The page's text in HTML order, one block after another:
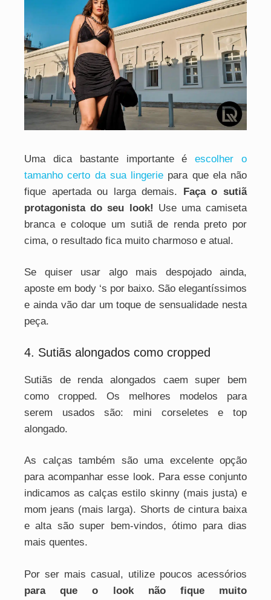
Uma dica bastante importante é escolher o
tamanho certo da sua lingerie para que ela não
fique apertada ou larga demais. Faça o sutiã
protagonista do seu look! Use uma camiseta
branca e coloque um sutiã de renda preto por
cima, o resultado fica muito charmoso e atual.
Se quiser usar algo mais despojado ainda,
aposte em body ‘s por baixo. São elegantíssimos
e ainda vão dar um toque de sensualidade nesta
peça.
4. Sutiãs alongados como cropped
Sutiãs de renda alongados caem super bem
como cropped. Os melhores modelos para
serem usados são: mini corseletes e top
alongado.
As calças também são uma excelente opção
para acompanhar esse look. Para esse conjunto
indicamos as calças estilo skinny (mais justa) e
mom jeans (mais larga). Shorts de cintura baixa
e alta são super bem-vindos, ótimo para dias
mais quentes.
Por ser mais casual, utilize poucos acessórios
para que o look não fique muito